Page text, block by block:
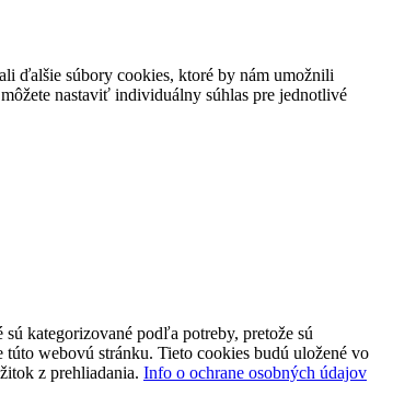
ďalšie súbory cookies, ktoré by nám umožnili
nastaviť individuálny súhlas pre jednotlivé
kategorizované podľa potreby, pretože sú
webovú stránku. Tieto cookies budú uložené vo
z prehliadania. Info o ochrane osobných údajov